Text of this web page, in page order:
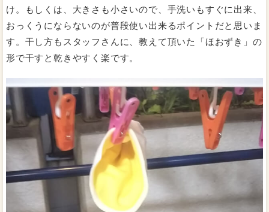
け。もしくは、大きさも小さいので、手洗いもすぐに出来、
おっくうにならないのが普段使い出来るポイントだと思いま
す。干し方もスタッフさんに、教えて頂いた「ほおずき」の
形で干すと乾きやすく楽です。